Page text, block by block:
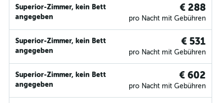
Superior-Zimmer, kein Bett
angegeben
€ 288
pro Nacht mit Gebühren
Superior-Zimmer, kein Bett
angegeben
€ 531
pro Nacht mit Gebühren
Superior-Zimmer, kein Bett
angegeben
€ 602
pro Nacht mit Gebühren